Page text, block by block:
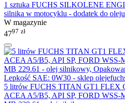
1 sztuka FUCHS SILKOLENE
silnika w motocyklu - dodatek do
W magazynie
4797 zł
5 litrów FUCHS TITAN GT1 FLEX
ACEA A5/B5, API SP, FORD